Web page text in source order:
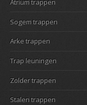
Atrium trappen
Sogem trappen
Arke trappen
Trap leuningen
Zolder trappen
Stalen trappen